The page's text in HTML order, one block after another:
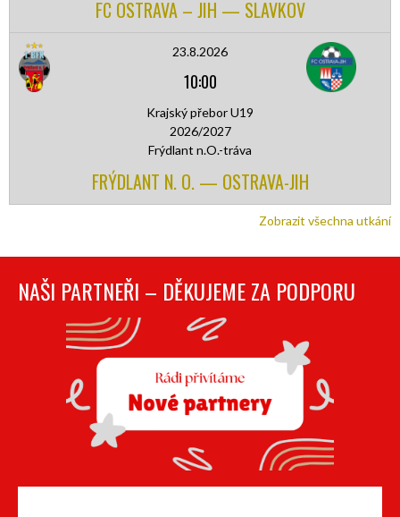
FC OSTRAVA – JIH — SLAVKOV
23.8.2026
10:00
Krajský přebor U19
2026/2027
Frýdlant n.O.-tráva
FRÝDLANT N. O. — OSTRAVA-JIH
Zobrazit všechna utkání
NAŠI PARTNEŘI – DĚKUJEME ZA PODPORU